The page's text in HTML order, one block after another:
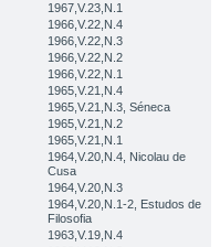
1967,V.23,N.1
1966,V.22,N.4
1966,V.22,N.3
1966,V.22,N.2
1966,V.22,N.1
1965,V.21,N.4
1965,V.21,N.3, Séneca
1965,V.21,N.2
1965,V.21,N.1
1964,V.20,N.4, Nicolau de
Cusa
1964,V.20,N.3
1964,V.20,N.1-2, Estudos de
Filosofia
1963,V.19,N.4